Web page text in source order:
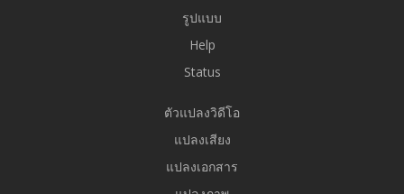
รูปแบบ
Help
Status
ตัวแปลงวิดีโอ
แปลงเสียง
แปลงเอกสาร